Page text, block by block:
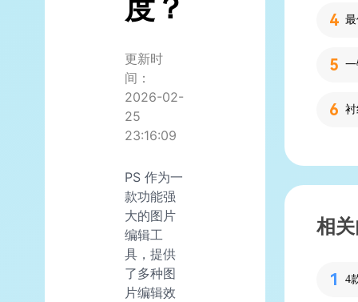
度？
更新时
间：
2026-02-
25
23:16:09
PS 作为一
款功能强
大的图片
编辑工
具，提供
了多种图
片编辑效
相
4